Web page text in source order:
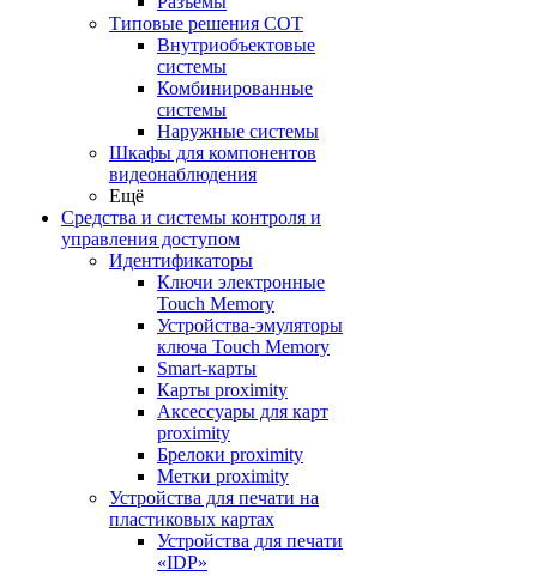
Типовые решения СОТ
Внутриобъектовые
системы
Комбинированные
системы
Наружные системы
Шкафы для компонентов
видеонаблюдения
Ещё
Средства и системы контроля и
управления доступом
Идентификаторы
Ключи электронные
Touch Memory
Устройства-эмуляторы
ключа Touch Memory
Smart-карты
Карты proximity
Аксессуары для карт
proximitу
Брелоки proximity
Метки proximity
Устройства для печати на
пластиковых картах
Устройства для печати
«IDP»